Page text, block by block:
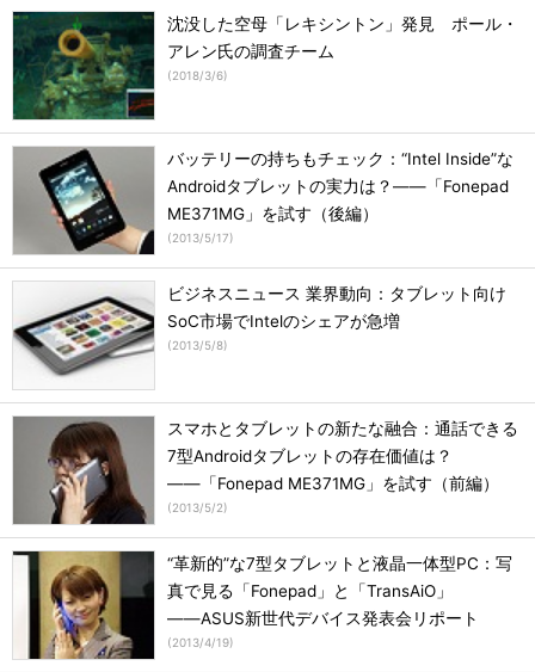
沈没した空母「レキシントン」発見 ポール・
アレン氏の調査チーム
(2018/3/6)
バッテリーの持ちもチェック：“Intel Inside”な
Androidタブレットの実力は？――「Fonepad
ME371MG」を試す（後編）
(2013/5/17)
ビジネスニュース 業界動向：タブレット向け
SoC市場でIntelのシェアが急増
(2013/5/8)
スマホとタブレットの新たな融合：通話できる
7型Androidタブレットの存在価値は？
――「Fonepad ME371MG」を試す（前編）
(2013/5/2)
“革新的”な7型タブレットと液晶一体型PC：写
真で見る「Fonepad」と「TransAiO」
――ASUS新世代デバイス発表会リポート
(2013/4/19)